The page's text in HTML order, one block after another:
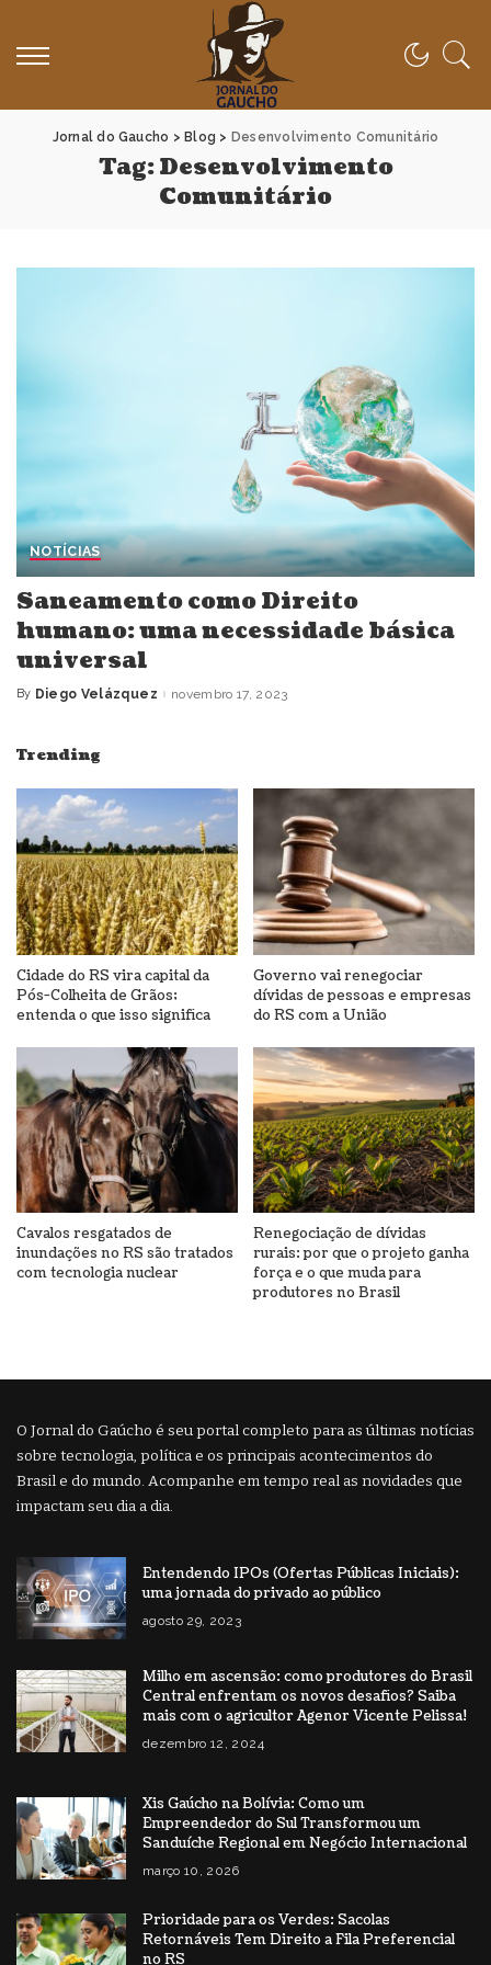
Jornal do Gaucho > Blog > Desenvolvimento Comunitário
Tag:Desenvolvimento
Comunitário
NOTÍCIAS
Saneamento como Direito
humano: uma necessidade básica
universal
Posted
By Diego Velázquez novembro 17, 2023
Trending
Cidade do RS vira capital da
Pós-Colheita de Grãos;
entenda o que isso significa
Governo vai renegociar
dívidas de pessoas e empresas
do RS com a União
Cavalos resgatados de
inundações no RS são tratados
com tecnologia nuclear
Renegociação de dívidas
rurais: por que o projeto ganha
força e o que muda para
produtores no Brasil
O Jornal do Gaúcho é seu portal completo para as últimas notícias
sobre tecnologia, política e os principais acontecimentos do
Brasil e do mundo. Acompanhe em tempo real as novidades que
impactam seu dia a dia.
Entendendo IPOs (Ofertas Públicas Iniciais):
uma jornada do privado ao público
agosto 29, 2023
Milho em ascensão: como produtores do Brasil
Central enfrentam os novos desafios? Saiba
mais com o agricultor Agenor Vicente Pelissa!
dezembro 12, 2024
Xis Gaúcho na Bolívia: Como um
Empreendedor do Sul Transformou um
Sanduíche Regional em Negócio Internacional
março 10, 2026
Prioridade para os Verdes: Sacolas
Retornáveis Tem Direito a Fila Preferencial
no RS